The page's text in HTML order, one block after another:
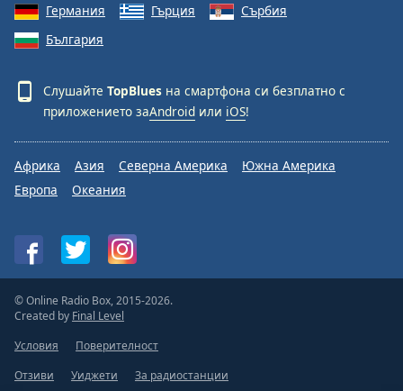
Германия
Гърция
Сърбия
България
Слушайте TopBlues на смартфона си безплатно с
приложението заAndroid или iOS!
Африка Азия Северна Америка
Южна Америка
Европа
Океания
© Online Radio Box, 2015-2026.
Created by Final Level
Условия
Поверителност
Отзиви
Уиджети За радиостанции